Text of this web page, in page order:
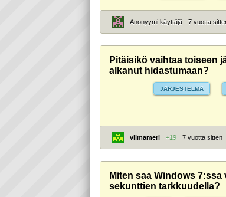
Anonyymi käyttäjä 7 vuotta
Pitäisikö vaihtaa toiseen
alkanut hidastumaan?
JÄRJESTELMÄ
vilmameri +19 7 vuotta sitten
Miten saa Windows
sekunttien tarkkuudella?